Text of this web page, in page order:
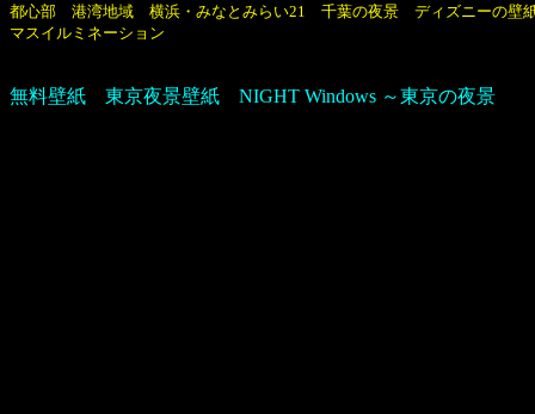
都心部 港湾地域 横浜・みなとみらい21 千葉の夜景
ディズニーの壁
マスイルミネーション
無料壁紙 東京夜景壁紙 NIGHT Windows ～東京の夜景